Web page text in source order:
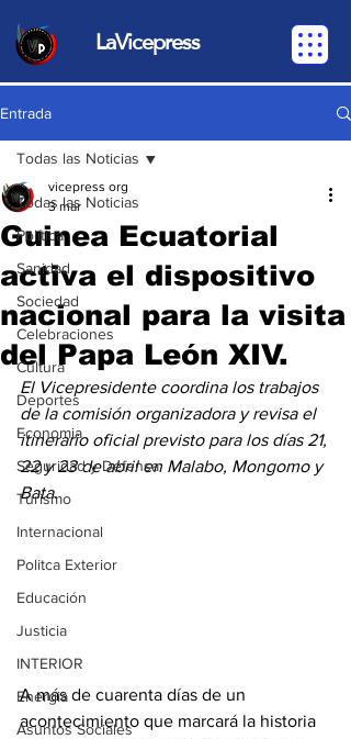
LaVicepress
Entrada
Todas las Noticias
Política
Sanidad
Sociedad
Celebraciones
Cultura
Deportes
Economia
Seguridad y Defensa
Turismo
Internacional
Politca Exterior
Educación
Justicia
INTERIOR
Energia
Asuntos Sociales
Todas las Noticias
Guinea Ecuatorial
activa el dispositivo
nacional para la visita
del Papa León XIV.
vicepress org
3 mar
El Vicepresidente coordina los trabajos
de la comisión organizadora y revisa el
itinerario oficial previsto para los días 21,
22 y 23 de abril en Malabo, Mongomo y
Bata.
A más de cuarenta días de un
acontecimiento que marcará la historia